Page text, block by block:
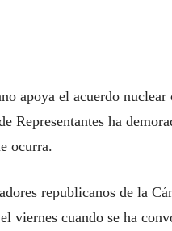
apoya el acuerdo
Representantes ha
ocurra.
republicanos de la
viernes cuando se ha